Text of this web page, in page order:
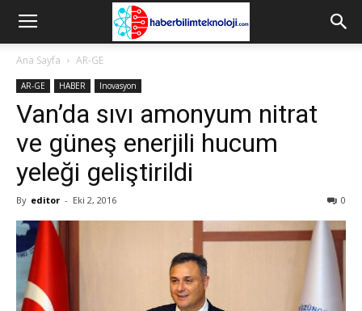
Ana Sayfa AR-GE
AR-GE HABER Inovasyon
Van’da sıvı amonyum nitrat
ve güneş enerjili hucum
yeleği geliştirildi
By editor - Eki 2, 2016 0